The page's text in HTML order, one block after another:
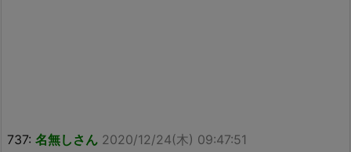
737: 名無しさん 2020/12/24(木) 09:47:51